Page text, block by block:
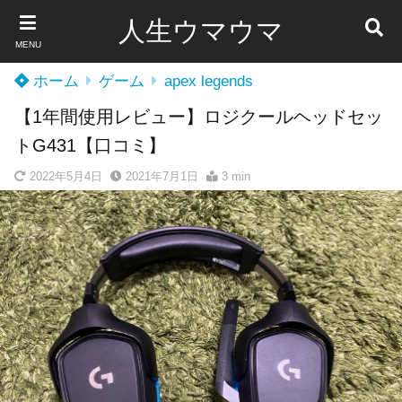
MENU 人生ウマウマ
ホーム ゲーム apex legends
【1年間使用レビュー】ロジクールヘッドセッ
トG431【口コミ】
2022年5月4日 2021年7月1日 3 min